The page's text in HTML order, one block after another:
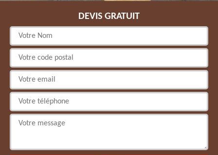
DEVIS GRATUIT